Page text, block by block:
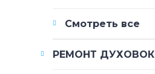
Смотреть все
РЕМОНТ ДУХОВОК